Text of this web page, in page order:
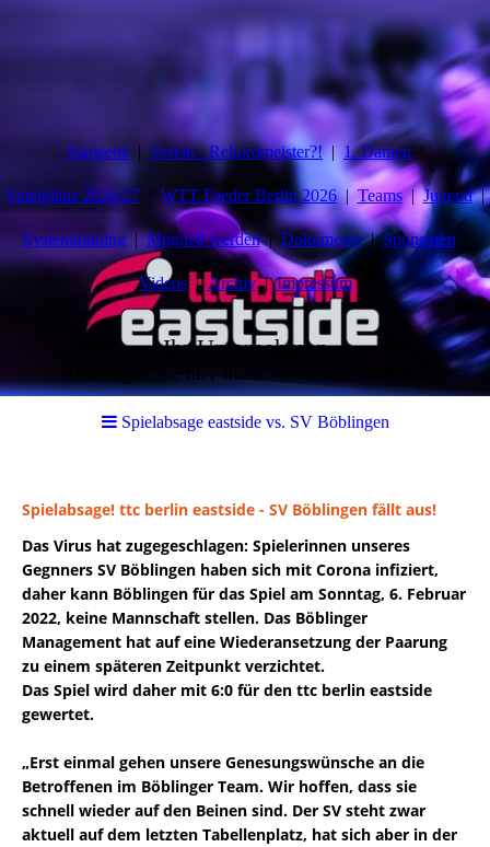
Startseite Verein - Rekordmeister?! 1. Damen
Spielpläne 2026/27 WTT Feeder Berlin 2026 Teams Jugend
Systemtraining Mitglied werden Dokumente Sponsoren
Videos Archiv Impressum
Ihr Unternehmen
Bitte fügen Sie hier Ihren Webseiten-Titel ein.
Spielabsage eastside vs. SV Böblingen
Spielabsage! ttc berlin eastside - SV Böblingen fällt aus!
Das Virus hat zugegeschlagen: Spielerinnen unseres
Gegnners SV Böblingen haben sich mit Corona infiziert,
daher kann Böblingen für das Spiel am Sonntag, 6. Februar
2022, keine Mannschaft stellen. Das Böblinger
Management hat auf eine Wiederansetzung der Paarung
zu einem späteren Zeitpunkt verzichtet.
Das Spiel wird daher mit 6:0 für den ttc berlin eastside
gewertet.
„Erst einmal gehen unsere Genesungswünsche an die
Betroffenen im Böblinger Team. Wir hoffen, dass sie
schnell wieder auf den Beinen sind. Der SV steht zwar
aktuell auf dem letzten Tabellenplatz, hat sich aber in der